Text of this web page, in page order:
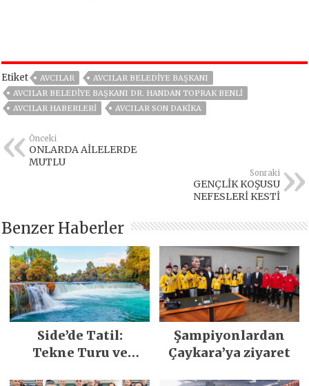
Etiket AVCILAR
AVCILAR BELEDIYE BAŞKANI
AVCILAR BELEDIYE BAŞKANI DR. HANDAN TOPRAK BENLI
AVCILAR HABERLERI
AVCILAR SON DAKIKA
Önceki
ONLARDA AİLELERDE
MUTLU
Sonraki
GENÇLİK KOŞUSU
NEFESLERİ KESTİ
Benzer Haberler
Side’de Tatil:
Tekne Turu ve
Şampiyonlardan
Çaykara’ya ziyaret